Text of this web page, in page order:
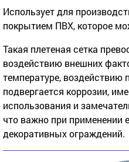
Использует для
покрытием ПВХ, которое
Такая плетеная сетка
воздействию внешних
температуре, воздействию
подвергается коррозии,
использования и
что важно при применении
декоративных ограждений.